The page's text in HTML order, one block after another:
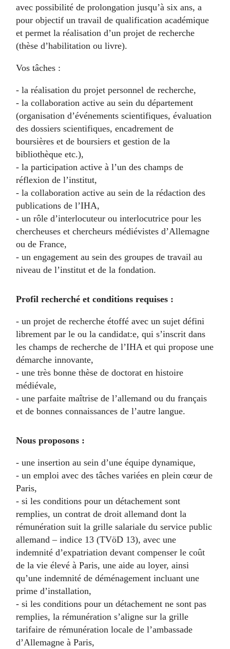
avec possibilité de prolongation jusqu’à six ans, a
pour objectif un travail de qualification académique
et permet la réalisation d’un projet de recherche
(thèse d’habilitation ou livre).
Vos tâches :
- la réalisation du projet personnel de recherche,
- la collaboration active au sein du département
(organisation d’événements scientifiques, évaluation
des dossiers scientifiques, encadrement de
boursières et de boursiers et gestion de la
bibliothèque etc.),
- la participation active à l’un des champs de
réflexion de l’institut,
- la collaboration active au sein de la rédaction des
publications de l’IHA,
- un rôle d’interlocuteur ou interlocutrice pour les
chercheuses et chercheurs médiévistes d’Allemagne
ou de France,
- un engagement au sein des groupes de travail au
niveau de l’institut et de la fondation.
Profil recherché et conditions requises :
- un projet de recherche étoffé avec un sujet défini
librement par le ou la candidat:e, qui s’inscrit dans
les champs de recherche de l’IHA et qui propose une
démarche innovante,
- une très bonne thèse de doctorat en histoire
médiévale,
- une parfaite maîtrise de l’allemand ou du français
et de bonnes connaissances de l’autre langue.
Nous proposons :
- une insertion au sein d’une équipe dynamique,
- un emploi avec des tâches variées en plein cœur de
Paris,
- si les conditions pour un détachement sont
remplies, un contrat de droit allemand dont la
rémunération suit la grille salariale du service public
allemand – indice 13 (TVöD 13), avec une
indemnité d’expatriation devant compenser le coût
de la vie élevé à Paris, une aide au loyer, ainsi
qu’une indemnité de déménagement incluant une
prime d’installation,
- si les conditions pour un détachement ne sont pas
remplies, la rémunération s’aligne sur la grille
tarifaire de rémunération locale de l’ambassade
d’Allemagne à Paris,